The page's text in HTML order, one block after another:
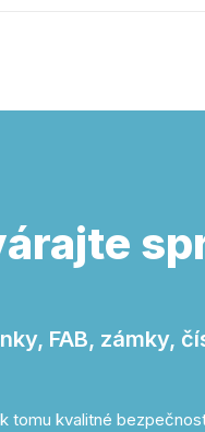
FAB, zámky,
tomu kvalitné